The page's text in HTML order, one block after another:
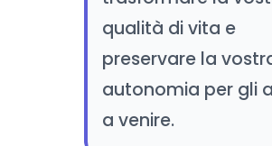
qualità di vita e
preservare la
autonomia per gli
a venire.